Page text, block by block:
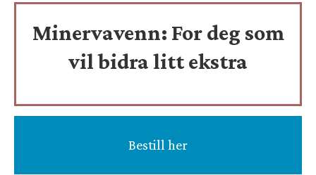
Minervavenn: For deg som
vil bidra litt ekstra
Bestill her